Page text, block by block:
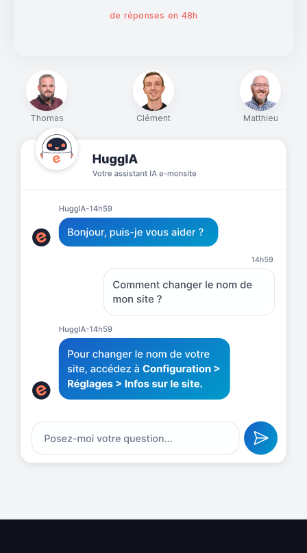
Thomas Clément Matthieu
de réponses en 48h